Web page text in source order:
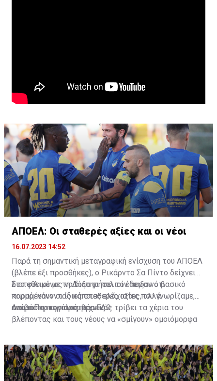
ΑΠΟΕΛ: Οι σταθερές αξίες και οι νέοι
16.07.2023 14:52
Παρά τη σημαντική μεταγραφική ενίσχυση του ΑΠΟΕΛ
(βλέπε έξι προσθήκες), ο Ρικάρντο Σα Πίντο δείχνει
διατεθειμένος να διατηρήσει τον περσινό βασικό
κορμό, κάνοντας κάποιες ελάχιστες, αλλά
απαραίτητες παρεμβάσεις.
Στο φιλικό με τη Δόξα οι παλιοί έδειξαν ότι
παραμένουν οι ίδιες σταθερές αξίες που γνωρίζαμε,
ενώ ο Πορτογάλος τεχνικός τρίβει τα χέρια του
βλέποντας και τους νέους να «σμίγουν» ομοιόμορφα
Διαβάστε περισσότεραΕΔΩ.